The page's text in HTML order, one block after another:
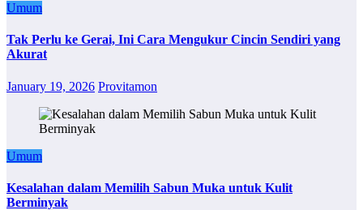
Umum
Tak Perlu ke Gerai, Ini Cara Mengukur Cincin Sendiri yang
Akurat
January 19, 2026 Provitamon
Umum
Kesalahan dalam Memilih Sabun Muka untuk Kulit
Berminyak